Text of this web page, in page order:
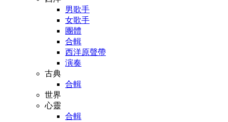
男歌手
女歌手
團體
合輯
西洋原聲帶
演奏
古典
合輯
世界
心靈
合輯